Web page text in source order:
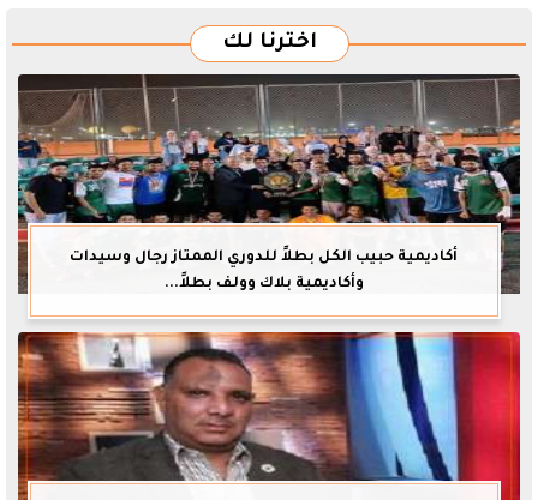
اخترنا لك
أكاديمية حبيب الكل بطلاً للدوري الممتاز رجال وسيدات
وأكاديمية بلاك وولف بطلاً...